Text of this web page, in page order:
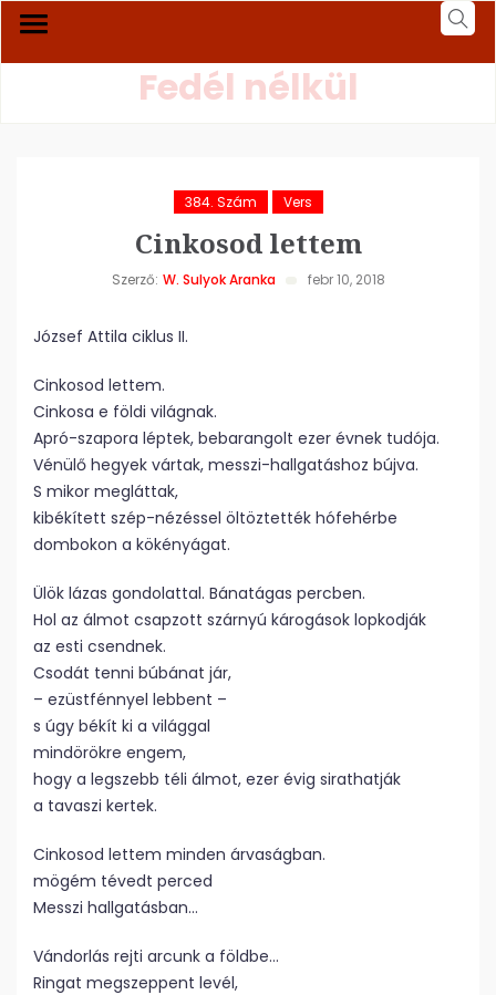
Fedél nélkül
384. Szám Vers
Cinkosod lettem
Szerző: W. Sulyok Aranka febr 10, 2018
József Attila ciklus II.
Cinkosod lettem.
Cinkosa e földi világnak.
Apró-szapora léptek, bebarangolt ezer évnek tudója.
Vénülő hegyek vártak, messzi-hallgatáshoz bújva.
S mikor megláttak,
kibékített szép-nézéssel öltöztették hófehérbe
dombokon a kökényágat.
Ülök lázas gondolattal. Bánatágas percben.
Hol az álmot csapzott szárnyú károgások lopkodják
az esti csendnek.
Csodát tenni búbánat jár,
– ezüstfénnyel lebbent –
s úgy békít ki a világgal
mindörökre engem,
hogy a legszebb téli álmot, ezer évig sirathatják
a tavaszi kertek.
Cinkosod lettem minden árvaságban.
mögém tévedt perced
Messzi hallgatásban…
Vándorlás rejti arcunk a földbe…
Ringat megszeppent levél,